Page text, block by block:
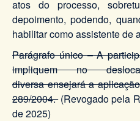
atos do processo,
depoimento, podendo,
habilitar como assistente de
Parágrafo único – A
impliquem no
diversa ensejará a
289/2004.(Revogado pela
de 2025)